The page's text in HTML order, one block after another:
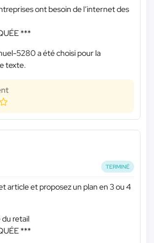
ont besoin de l’internet des
***
5280 a été choisi pour la
texte.
TERMINÉ
article et proposez un plan en 3 ou 4
du retail
***